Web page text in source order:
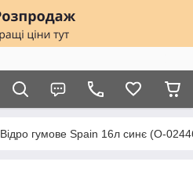
Відро гумове Spain 16л синє (О-